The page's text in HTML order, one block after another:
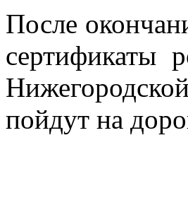
После
сертификаты
пойдут на